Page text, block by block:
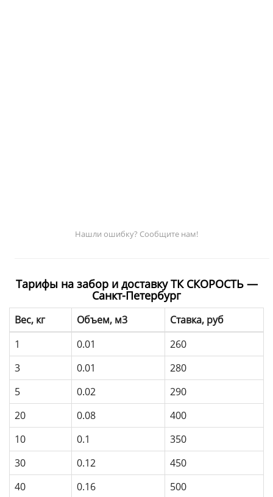
Нашли ошибку? Сообщите нам!
Тарифы на забор и доставку ТК СКОРОСТЬ —
Санкт-Петербург
Вес, кг Объем, м3
Ставка, руб
1
0.01
260
3
0.01
280
5
0.02
290
20
0.08
400
10
0.1
350
30
0.12
450
40
0.16
500